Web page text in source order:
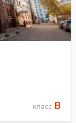
класс B